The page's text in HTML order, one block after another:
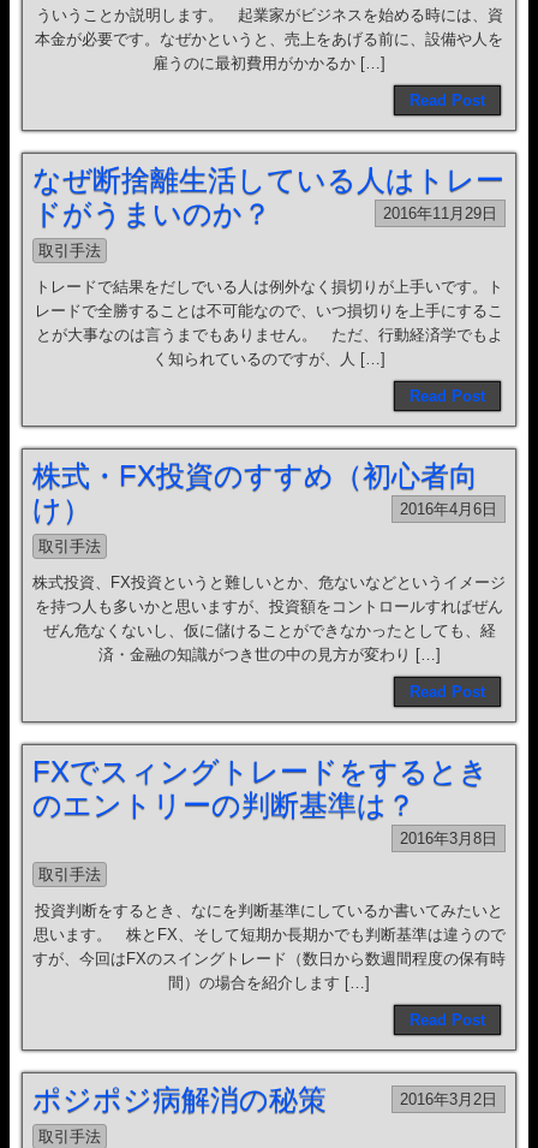
ういうことか説明します。 起業家がビジネスを始める時には、資
本金が必要です。なぜかというと、売上をあげる前に、設備や人を
雇うのに最初費用がかかるか […]
Read Post
なぜ断捨離生活している人はトレー
ドがうまいのか？
2016年11月29日
取引手法
トレードで結果をだしでいる人は例外なく損切りが上手いです。ト
レードで全勝することは不可能なので、いつ損切りを上手にするこ
とが大事なのは言うまでもありません。 ただ、行動経済学でもよ
く知られているのですが、人 […]
Read Post
株式・FX投資のすすめ（初心者向
け）
2016年4月6日
取引手法
株式投資、FX投資というと難しいとか、危ないなどというイメージ
を持つ人も多いかと思いますが、投資額をコントロールすればぜん
ぜん危なくないし、仮に儲けることができなかったとしても、経
済・金融の知識がつき世の中の見方が変わり […]
Read Post
FXでスィングトレードをするとき
のエントリーの判断基準は？
2016年3月8日
取引手法
投資判断をするとき、なにを判断基準にしているか書いてみたいと
思います。 株とFX、そして短期か長期かでも判断基準は違うので
すが、今回はFXのスイングトレード（数日から数週間程度の保有時
間）の場合を紹介します […]
Read Post
ポジポジ病解消の秘策 2016年3月2日
取引手法